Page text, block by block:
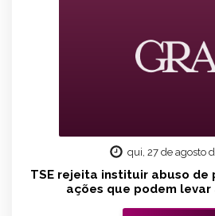
qui, 27 de agosto
TSE rejeita instituir abuso de
ações que podem levar